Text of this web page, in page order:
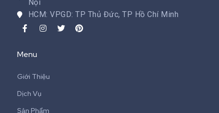
Nội
HCM: VPGD: TP Thủ Đức, TP Hồ Chí Minh
Menu
Giới Thiệu
Dịch Vụ
Sản Phẩm